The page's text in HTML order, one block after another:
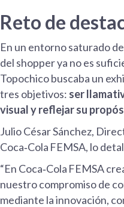
Reto de
En un entorno saturado
del shopper ya no es
Topochico buscaba un
tres objetivos: ser
visual y reflejar su
Julio César Sánchez,
Coca‑Cola FEMSA, lo
“En Coca‑Cola FEMSA
nuestro compromiso de
mediante la innovación,